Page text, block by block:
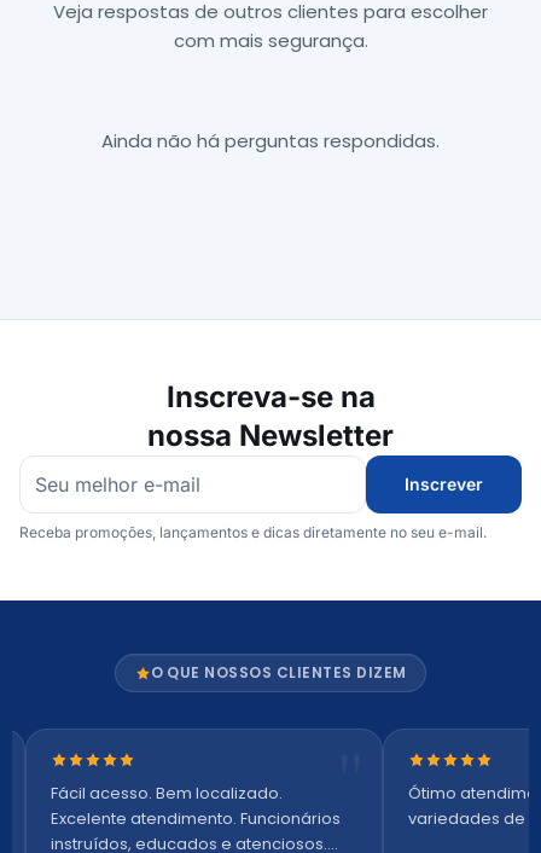
Veja respostas de outros clientes para escolher
com mais segurança.
Ainda não há perguntas respondidas.
Inscreva-se na
nossa Newsletter
Inscrever
Receba promoções, lançamentos e dicas diretamente no seu e-mail.
O QUE NOSSOS CLIENTES DIZEM
Nota 5 de 5 estrelas
Fácil acesso. Bem localizado.
Excelente atendimento. Funcionários
instruídos, educados e atenciosos.
Nota 5 de 5
Ótimo
variedades de